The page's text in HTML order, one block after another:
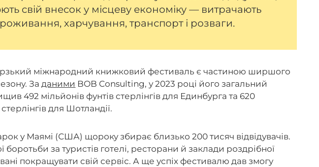
свій внесок у місцеву економіку — витрачають
харчування, транспорт і розваги.
міжнародний книжковий фестиваль є частиною ширшого
Заданими BOB Consulting, у 2023 році його загальний
492 мільйонів фунтів стерлінгів для Единбурга та 620
для Шотландії.
у Маямі (США) щороку збирає близько 200 тисяч відвідувачів.
боротьби за туристів готелі, ресторани й заклади роздрібної
покращувати свій сервіс. А ще успіх фестивалю дав змогу